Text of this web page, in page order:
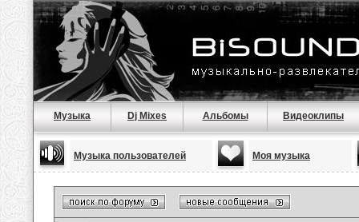
Музыка Dj Mixes Альбомы Видеоклипы
Музыка пользователей Моя музыка